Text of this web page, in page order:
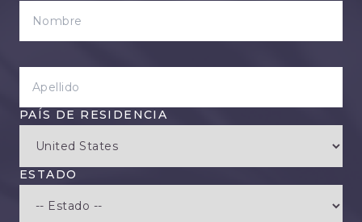
PAÍS DE RESIDENCIA
ESTADO